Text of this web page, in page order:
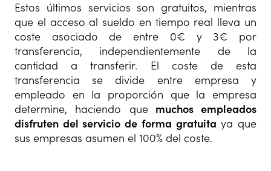
Estos últimos servicios son gratuitos, mientras
que el acceso al sueldo en tiempo real lleva un
coste asociado de entre 0€ y 3€ por
transferencia, independientemente de la
cantidad a transferir. El coste de esta
transferencia se divide entre empresa y
empleado en la proporción que la empresa
determine, haciendo quemuchos empleados
disfruten del servicio de forma gratuita ya que
sus empresas asumen el 100% del coste.